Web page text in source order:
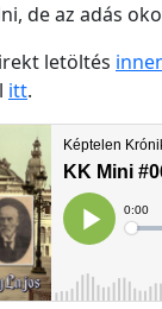
de az adás
letöltés
itt.